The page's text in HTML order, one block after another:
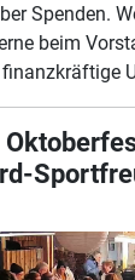
Spenden.
beim